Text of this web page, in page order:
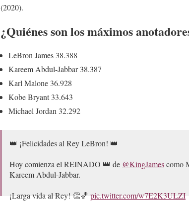
(2020).
¿Quiénes son los máximos
LeBron James 38.388
Kareem Abdul-Jabbar 38.387
Karl Malone 36.928
Kobe Bryant 33.643
Michael Jordan 32.292
👑 ¡Felicidades al Rey LeBron! 👑
Hoy comienza el REINADO 👑 de @KingJamescomo
Kareem Abdul-Jabbar.
¡Larga vida al Rey! 👏🏀 pic.twitter.com/w7E2K3ULZI